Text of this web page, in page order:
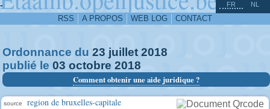
-
RSS A PROPOS WEB LOG CONTACT
FR NL
Ordonnance du 23 juillet 2018
publié le 03 octobre 2018
Comment obtenir une aide juridique ?
source region de bruxelles-capitale
^